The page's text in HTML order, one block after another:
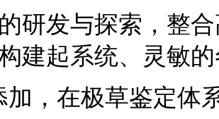
研发与探索，整
建起系统、灵敏
加，在极草鉴定体